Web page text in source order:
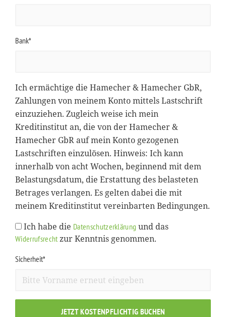
Bank*
Ich ermächtige die Hamecher & Hamecher GbR,
Zahlungen von meinem Konto mittels Lastschrift
einzuziehen. Zugleich weise ich mein
Kreditinstitut an, die von der Hamecher &
Hamecher GbR auf mein Konto gezogenen
Lastschriften einzulösen. Hinweis: Ich kann
innerhalb von acht Wochen, beginnend mit dem
Belastungsdatum, die Erstattung des belasteten
Betrages verlangen. Es gelten dabei die mit
meinem Kreditinstitut vereinbarten Bedingungen.
Ich habe die Datenschutzerklärung und das
Widerrufsrechtzur Kenntnis genommen.
Sicherheit*
JETZT KOSTENPFLICHTIG BUCHEN